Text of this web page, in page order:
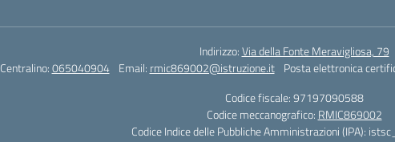
Indirizzo:Via della Fonte Meravigliosa, 79
Centralino:065040904 Email: rmic869002@istruzione.it Posta elettronica
Codice fiscale: 97197090588
Codice meccanografico: RMIC869002
Codice Indice delle Pubbliche Amministrazioni (IPA):